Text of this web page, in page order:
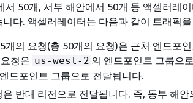
서 50개, 서부 해안에서 50개 등 액셀러레
다. 액셀러레이터는 다음과 같이 트래픽
개의 요청(총 50개의 요청)은 근처 엔드포
청은 us-west-2 의 엔드포인트 그룹으
드포인트 그룹으로 전달됩니다.
반대 리전으로 전달됩니다. 즉, 동부 해